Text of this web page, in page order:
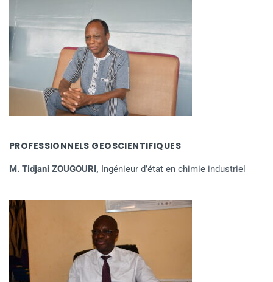
PROFESSIONNELS GEOSCIENTIFIQUES
M. Tidjani ZOUGOURI, Ingénieur d’état en chimie industriel